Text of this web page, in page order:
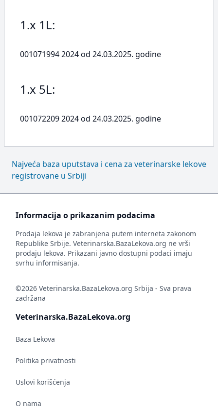
1.x 1L:
001071994 2024 od 24.03.2025. godine
1.x 5L:
001072209 2024 od 24.03.2025. godine
Najveća baza uputstava i cena za veterinarske lekove
registrovane u Srbiji
Informacija o prikazanim podacima
Prodaja lekova je zabranjena putem interneta zakonom
Republike Srbije. Veterinarska.BazaLekova.org ne vrši
prodaju lekova. Prikazani javno dostupni podaci imaju
svrhu informisanja.
©2026 Veterinarska.BazaLekova.org Srbija - Sva prava
zadržana
Veterinarska.BazaLekova.org
Baza Lekova
Politika privatnosti
Uslovi korišćenja
O nama